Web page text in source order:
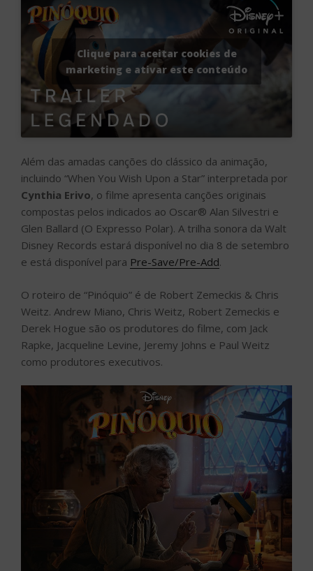
Clique para aceitar cookies de
marketing e ativar este conteúdo
Além das amadas canções do clássico da animação,
incluindo “When You Wish Upon a Star” interpretada por
Cynthia Erivo, o filme apresenta canções originais
compostas pelos indicados ao Oscar® Alan Silvestri e
Glen Ballard (O Expresso Polar). A trilha sonora da Walt
Disney Records estará disponível no dia 8 de setembro
e está disponível para Pre-Save/Pre-Add.
O roteiro de “Pinóquio” é de Robert Zemeckis & Chris
Weitz. Andrew Miano, Chris Weitz, Robert Zemeckis e
Derek Hogue são os produtores do filme, com Jack
Rapke, Jacqueline Levine, Jeremy Johns e Paul Weitz
como produtores executivos.